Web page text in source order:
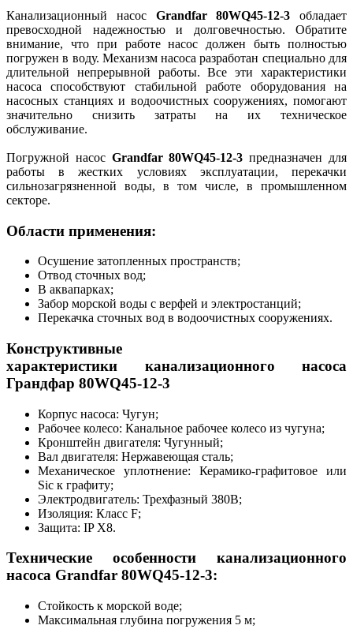
Канализационный насос Grandfar 80WQ45-12-3 обладает
превосходной надежностью и долговечностью. Обратите
внимание, что при работе насос должен быть полностью
погружен в воду. Механизм насоса разработан специально для
длительной непрерывной работы. Все эти характеристики
насоса способствуют стабильной работе оборудования на
насосных станциях и водоочистных сооружениях, помогают
значительно снизить затраты на их техническое
обслуживание.
Погружной насос Grandfar 80WQ45-12-3 предназначен для
работы в жестких условиях эксплуатации, перекачки
сильнозагрязненной воды, в том числе, в промышленном
секторе.
Области применения:
Осушение затопленных пространств;
Отвод сточных вод;
В аквапарках;
Забор морской воды с верфей и электростанций;
Перекачка сточных вод в водоочистных сооружениях.
Конструктивные
характеристики канализационного насоса
Грандфар 80WQ45-12-3
Корпус насоса: Чугун;
Рабочее колесо: Канальное рабочее колесо из чугуна;
Кронштейн двигателя: Чугунный;
Вал двигателя: Нержавеющая сталь;
Механическое уплотнение: Керамико-графитовое или
Sic к графиту;
Электродвигатель: Трехфазный 380В;
Изоляция: Класс F;
Защита: IP X8.
Технические особенности канализационного
насоса Grandfar 80WQ45-12-3:
Стойкость к морской воде;
Максимальная глубина погружения 5 м;